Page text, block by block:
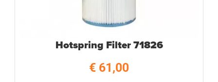
Hotspring Filter 71826
€ 61,00